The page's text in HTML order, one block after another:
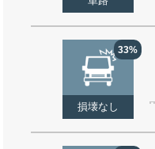
33%
損壊なし